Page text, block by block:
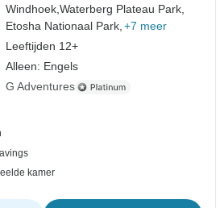
Windhoek,Waterberg Plateau Park,
Etosha Nationaal Park, +7 meer
Leeftijden 12+
Alleen: Engels
G Adventures
kamer